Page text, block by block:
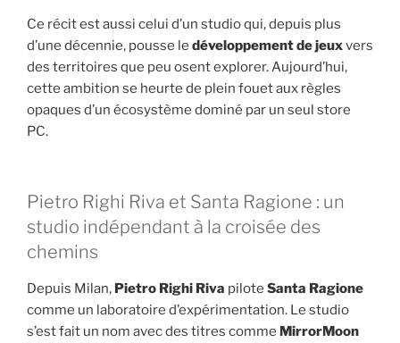
Ce récit est aussi celui d’un studio qui, depuis plus
d’une décennie, pousse le développement de jeuxvers
des territoires que peu osent explorer. Aujourd’hui,
cette ambition se heurte de plein fouet aux règles
opaques d’un écosystème dominé par un seul store
PC.
Pietro Righi Riva et Santa Ragione : un
studio indépendant à la croisée des
chemins
Depuis Milan, Pietro Righi Riva pilote Santa Ragione
comme un laboratoire d’expérimentation. Le studio
s’est fait un nom avec des titres comme MirrorMoon